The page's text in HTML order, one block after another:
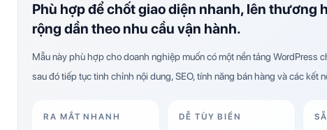
Phù hợp để chốt giao diện nhanh, lên thương
rộng dần theo nhu cầu vận hành.
Mẫu này phù hợp cho doanh nghiệp muốn có một nền tảng WordPress
sau đó tiếp tục tinh chỉnh nội dung, SEO, tính năng bán hàng và các kết
RA MẮT NHANH DỄ TÙY BIẾN